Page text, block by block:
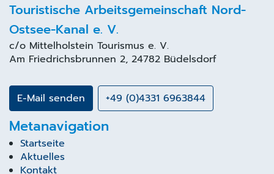
Touristische Arbeitsgemeinschaft Nord-
Ostsee-Kanal e. V.
c/o Mittelholstein Tourismus e. V.
Am Friedrichsbrunnen 2, 24782 Büdelsdorf
E-Mail senden +49 (0)4331 6963844
Metanavigation
Startseite
Aktuelles
Kontakt